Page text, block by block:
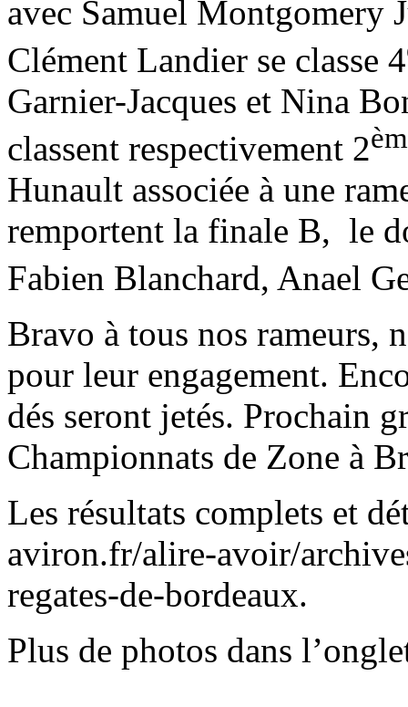
avec Samuel Montgomery
Clément Landier se classe 4
Garnier-Jacques et Nina
classent respectivement 2
Hunault associée à une
remportent la finale B, le
Fabien Blanchard, Anael
Bravo à tous nos rameurs,
pour leur engagement.
dés seront jetés. Prochain
Championnats de Zone à
Les résultats complets et
aviron.fr/alire-avoir/
regates-de-bordeaux.
Plus de photos dans